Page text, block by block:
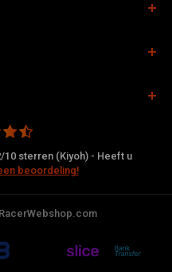
10 sterren (Kiyoh) - Heeft u
beoordeling!